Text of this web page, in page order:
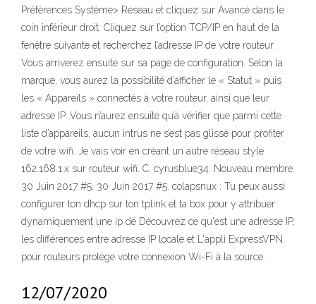
Préférences Système> Réseau et cliquez sur Avancé dans le
coin inférieur droit. Cliquez sur l’option TCP/IP en haut de la
fenêtre suivante et recherchez l’adresse IP de votre routeur.
Vous arriverez ensuite sur sa page de configuration. Selon la
marque, vous aurez la possibilité d’afficher le « Statut » puis
les « Appareils » connectés à votre routeur, ainsi que leur
adresse IP. Vous n’aurez ensuite qu’à vérifier que parmi cette
liste d’appareils, aucun intrus ne s’est pas glissé pour profiter
de votre wifi. Je vais voir en créant un autre réseau style
162.168.1.x sur routeur wifi. C. cyrusblue34. Nouveau membre.
30 Juin 2017 #5. 30 Juin 2017 #5. colapsnux : Tu peux aussi
configurer ton dhcp sur ton tplink et ta box pour y attribuer
dynamiquement une ip dé Découvrez ce qu'est une adresse IP,
les différences entre adresse IP locale et L'appli ExpressVPN
pour routeurs protège votre connexion Wi-Fi à la source.
12/07/2020